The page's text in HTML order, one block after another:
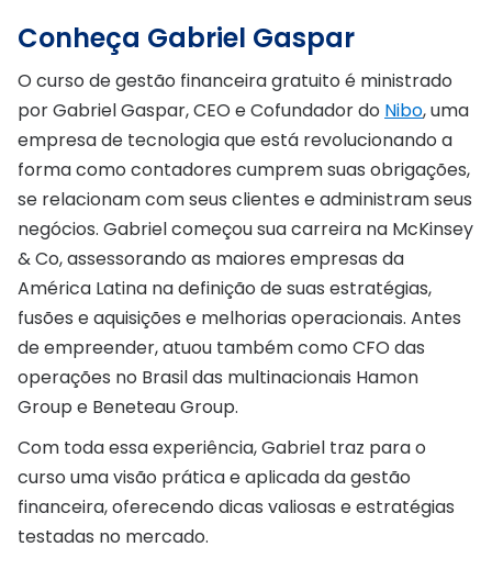
Conheça Gabriel Gaspar
O curso de gestão financeira gratuito é ministrado
por Gabriel Gaspar, CEO e Cofundador do Nibo, uma
empresa de tecnologia que está revolucionando a
forma como contadores cumprem suas obrigações,
se relacionam com seus clientes e administram seus
negócios. Gabriel começou sua carreira na McKinsey
& Co, assessorando as maiores empresas da
América Latina na definição de suas estratégias,
fusões e aquisições e melhorias operacionais. Antes
de empreender, atuou também como CFO das
operações no Brasil das multinacionais Hamon
Group e Beneteau Group.
Com toda essa experiência, Gabriel traz para o
curso uma visão prática e aplicada da gestão
financeira, oferecendo dicas valiosas e estratégias
testadas no mercado.